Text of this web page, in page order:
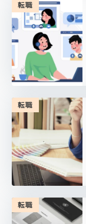
転職
転職
転職